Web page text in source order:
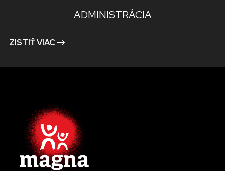
ADMINISTRÁCIA
ZISTIŤ VIAC